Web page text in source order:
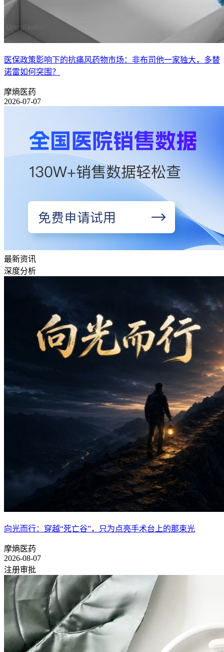
医保政策影响下的抗痛风药物市场：非布司他一家独大，多替
诺雷如何突围？
摩熵医药
2026-07-07
最新资讯
深度分析
向光而行：穿越“死亡谷”，只为点亮手术台上的那束光
摩熵医药
2026-08-07
注册审批